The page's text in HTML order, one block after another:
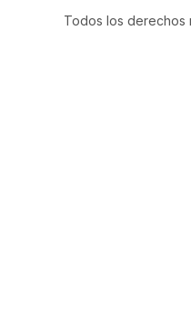
Todos los derechos